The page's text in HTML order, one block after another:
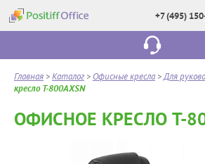
+7 (495)
Главная >Каталог > Офисные кресла >Для
кресло T-800AXSN
ОФИСНОЕ КРЕСЛО T-